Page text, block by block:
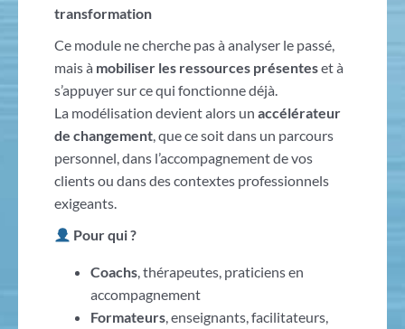
transformation
Ce module ne cherche pas à analyser le passé,
mais à mobiliser les ressources présenteset à
s’appuyer sur ce qui fonctionne déjà.
La modélisation devient alors un accélérateur
de changement, que ce soit dans un parcours
personnel, dans l’accompagnement de vos
clients ou dans des contextes professionnels
exigeants.
Pour qui ?
Coachs, thérapeutes, praticiens en
accompagnement
Formateurs, enseignants, facilitateurs,